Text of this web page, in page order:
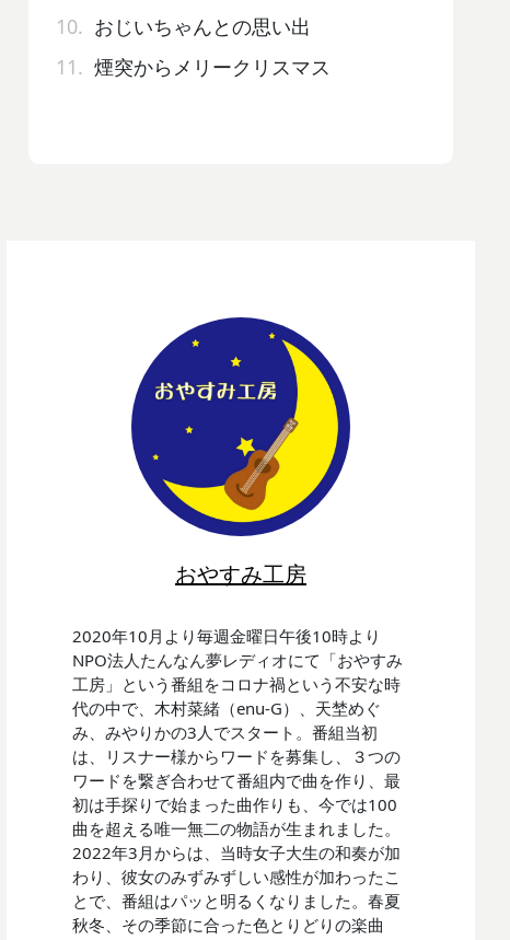
10. おじいちゃんとの思い出
11. 煙突からメリークリスマス
おやすみ工房
2020年10月より毎週金曜日午後10時より
NPO法人たんなん夢レディオにて「おやすみ
工房」という番組をコロナ禍という不安な時
代の中で、木村菜緒（enu-G）、天埜めぐ
み、みやりかの3人でスタート。番組当初
は、リスナー様からワードを募集し、３つの
ワードを繋ぎ合わせて番組内で曲を作り、最
初は手探りで始まった曲作りも、今では100
曲を超える唯一無二の物語が生まれました。
2022年3月からは、当時女子大生の和奏が加
わり、彼女のみずみずしい感性が加わったこ
とで、番組はパッと明るくなりました。春夏
秋冬、その季節に合った色とりどりの楽曲